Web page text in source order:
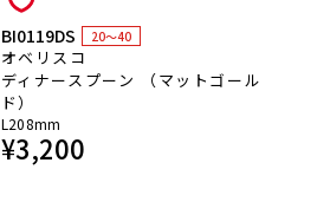
BI0119DS 20～40
オベリスコ
ディナースプーン （マットゴール
ド）
L208mm
¥3,200